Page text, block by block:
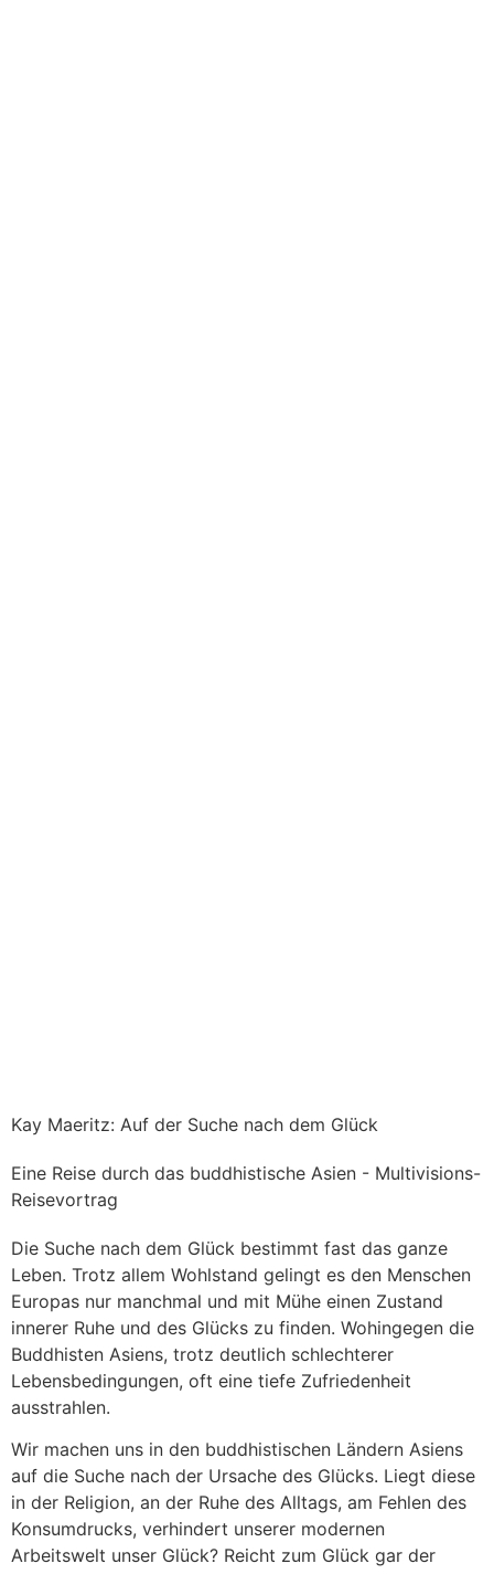
Kay Maeritz: Auf der Suche nach dem Glück
Eine Reise durch das buddhistische Asien - Multivisions-
Reisevortrag
Die Suche nach dem Glück bestimmt fast das ganze
Leben. Trotz allem Wohlstand gelingt es den Menschen
Europas nur manchmal und mit Mühe einen Zustand
innerer Ruhe und des Glücks zu finden. Wohingegen die
Buddhisten Asiens, trotz deutlich schlechterer
Lebensbedingungen, oft eine tiefe Zufriedenheit
ausstrahlen.
Wir machen uns in den buddhistischen Ländern Asiens
auf die Suche nach der Ursache des Glücks. Liegt diese
in der Religion, an der Ruhe des Alltags, am Fehlen des
Konsumdrucks, verhindert unserer modernen
Arbeitswelt unser Glück? Reicht zum Glück gar der